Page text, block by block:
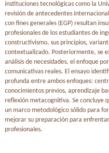
instituciones tecnológicas como la
revisión de antecedentes
con fines generales (EGP) resultan
profesionales de los estudiantes de
constructivismo, sus principios,
contextualizado. Posteriormente, se
análisis de necesidades, el enfoque
comunicativas reales. El ensayo
profunda entre ambos enfoques:
conocimientos previos, aprendizaje
reflexión metacognitiva. Se concluye
un marco metodológico sólido para
mejorar su preparación para
profesionales.